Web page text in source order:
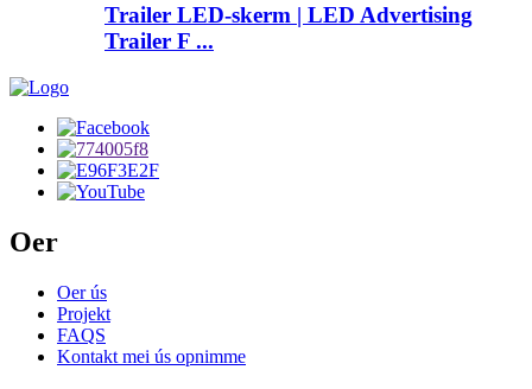
Trailer LED-skerm | LED Advertising
Trailer F ...
Oer
Oer ús
Projekt
FAQS
Kontakt mei ús opnimme